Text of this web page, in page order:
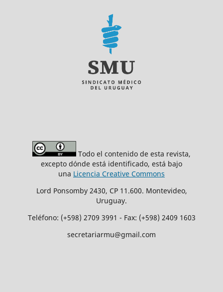
Todo el contenido de esta revista,
excepto dónde está identificado, está bajo
una Licencia Creative Commons
Lord Ponsomby 2430, CP 11.600. Montevideo,
Uruguay.
Teléfono: (+598) 2709 3991 - Fax: (+598) 2409 1603
secretariarmu@gmail.com